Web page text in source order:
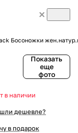
Босоножки
Показать
еще
фото
в наличии
дешевле?
в подарок